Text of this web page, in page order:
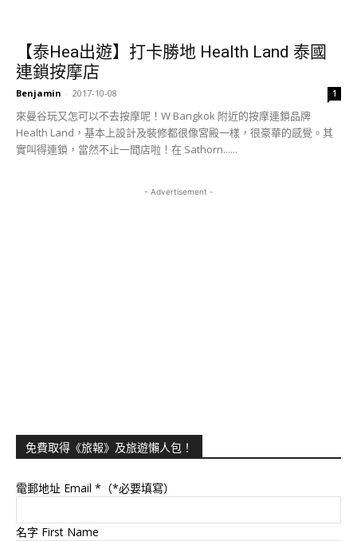
【泰Hea出遊】打卡勝地 Health Land 泰國
連鎖按摩店
Benjamin - 2017-10-08 1
來曼谷玩又怎可以不去按摩呢！W Bangkok 附近的按摩連鎖品牌
Health Land，基本上設計及裝修都很像宮殿一樣，很豪華的感覺。其
實叫得連鎖，當然不止一間店啦！在 Sathorn......
- Advertisement -
免費取得《旅報》及旅遊懶人包！
電郵地址 Email *（*必要填寫）
名字 First Name